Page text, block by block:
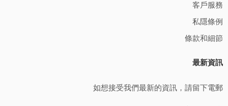
客戶服務
私隱條例
條款和細節
最新資訊
如想接受我們最新的資訊，請留下電郵